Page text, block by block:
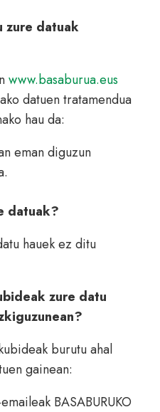
zure datuak
www.basaburua.eus
datuen tratamendua
hau da:
eman diguzun
datuak?
hauek ez ditu
zure datu
burutu ahal
gainean:
BASABURUKO